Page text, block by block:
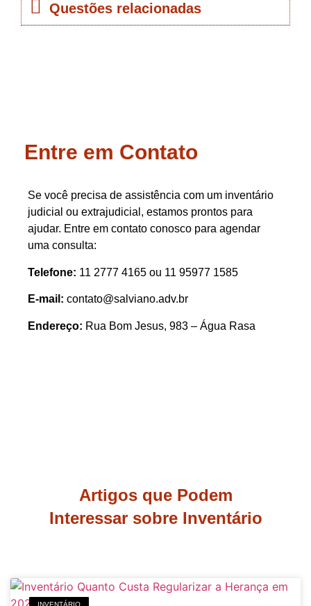
Questões relacionadas
Entre em Contato
Se você precisa de assistência com um inventário
judicial ou extrajudicial, estamos prontos para
ajudar. Entre em contato conosco para agendar
uma consulta:
Telefone: 11 2777 4165 ou 11 95977 1585
E-mail: contato@salviano.adv.br
Endereço: Rua Bom Jesus, 983 – Água Rasa
Artigos que Podem
Interessar sobre Inventário
INVENTÁRIO